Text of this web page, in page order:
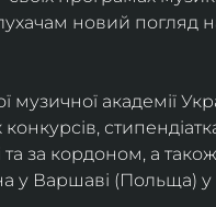
новий погляд
академії
та за кордоном, а
у Варшаві (Польща) у